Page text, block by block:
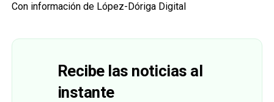
Con información de López-Dóriga Digital
Recibe las noticias al
instante